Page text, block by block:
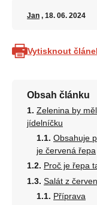
Jan , 18. 06. 2024
Vytisknout
Obsah článku
Zelenina by
jídelníčku
Obsahuje
je červená řepa
Proč je řepa
Salát z
Příprava